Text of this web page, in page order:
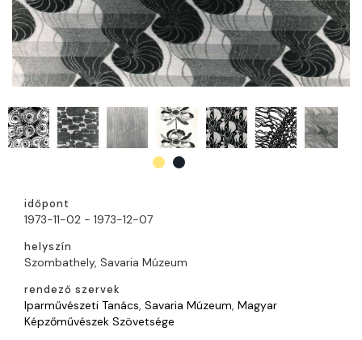
időpont
1973-11-02 - 1973-12-07
helyszín
Szombathely, Savaria Múzeum
rendező szervek
Iparművészeti Tanács, Savaria Múzeum, Magyar
Képzőművészek Szövetsége